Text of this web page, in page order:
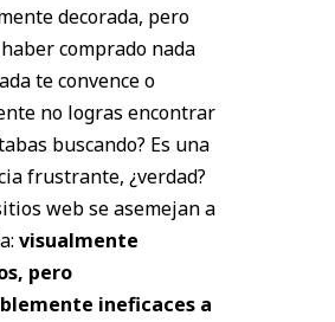
decorada, pero
comprado nada
te convence o
no logras encontrar
buscando? Es una
frustrante, ¿verdad?
web se asemejan a
visualmente
pero
ineficaces a